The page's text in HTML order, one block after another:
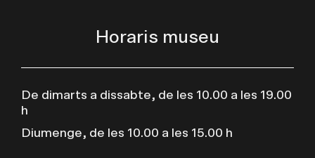
Horaris museu
De dimarts a dissabte, de les 10.00 a les 19.00
h
Diumenge, de les 10.00 a les 15.00 h